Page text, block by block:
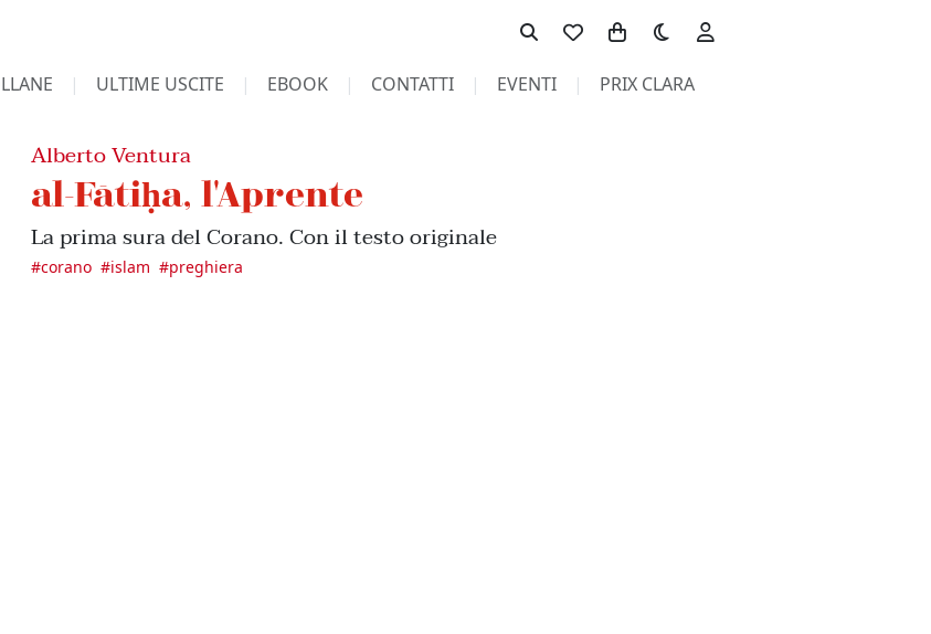
Toggle theme
ULTIME USCITE EBOOK CONTATTI EVENTI PRIX CLARA
Alberto Ventura
al-Fātiḥa, l'Aprente
La prima sura del Corano. Con il testo originale
#corano #islam #preghiera